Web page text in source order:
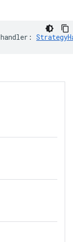
handler :